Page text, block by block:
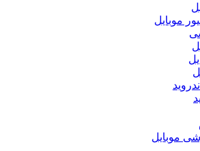
موبایل
موبایل